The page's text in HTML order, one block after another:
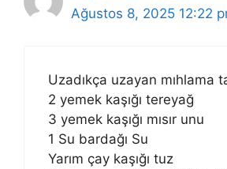
Ağustos 8, 2025 12:22
Uzadıkça uzayan mıhlama
2 yemek kaşığı tereyağ
3 yemek kaşığı mısır unu
1 Su bardağı Su
Yarım çay kaşığı tuz